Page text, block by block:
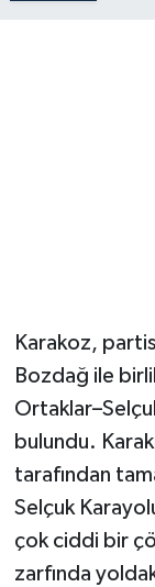
Karakoz,
Bozdağ ile
bulundu.
tarafından
Selçuk
çok ciddi bir
zarfında